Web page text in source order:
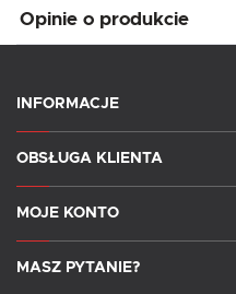
Opinie o produkcie
INFORMACJE
OBSŁUGA KLIENTA
MOJE KONTO
MASZ PYTANIE?